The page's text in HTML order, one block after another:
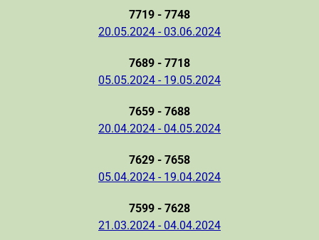
7719 - 7748
20.05.2024 - 03.06.2024
7689 - 7718
05.05.2024 - 19.05.2024
7659 - 7688
20.04.2024 - 04.05.2024
7629 - 7658
05.04.2024 - 19.04.2024
7599 - 7628
21.03.2024 - 04.04.2024